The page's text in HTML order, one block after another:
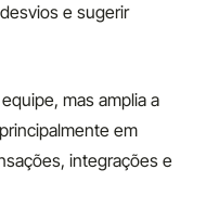
e sugerir
mas amplia a
em
integrações e